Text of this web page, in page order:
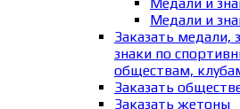
Медали и
Заказать медали,
знаки по
обществам,
Заказать
Заказать жетоны